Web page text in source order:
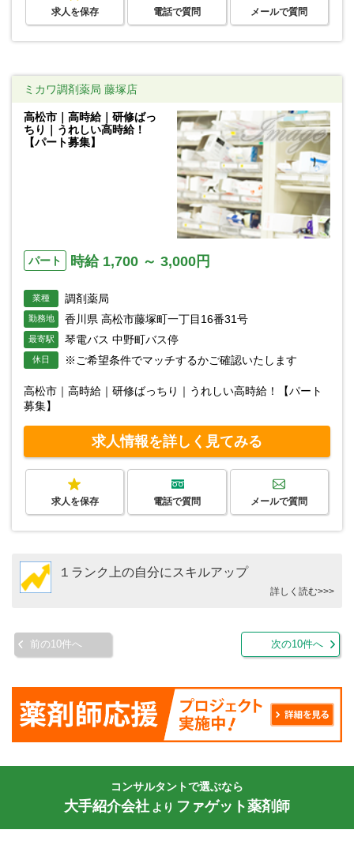
求人を保存 電話で質問 メールで質問
ミカワ調剤薬局 藤塚店
高松市｜高時給｜研修ばっ
ちり｜うれしい高時給！
【パート募集】
パート 時給 1,700 ～ 3,000円
業種 調剤薬局
勤務地 香川県 高松市藤塚町一丁目16番31号
最寄駅 琴電バス 中野町バス停
休日 ※ご希望条件でマッチするかご確認いたします
高松市｜高時給｜研修ばっちり｜うれしい高時給！【パート
募集】
求人情報を詳しく見てみる
求人を保存 電話で質問 メールで質問
１ランク上の自分にスキルアップ
詳しく読む>>>
前の10件へ 次の10件へ
コンサルタントで選ぶなら
大手紹介会社 より ファゲット薬剤師